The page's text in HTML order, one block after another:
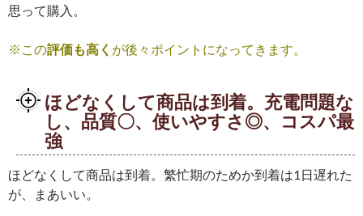
思って購入。
※この評価も高く が後々ポイントになってきます。
ほどなくして商品は到着。充電問題な
し、品質〇、使いやすさ◎、コスパ最
強
ほどなくして商品は到着。繁忙期のためか到着は1日遅れた
が、まあいい。